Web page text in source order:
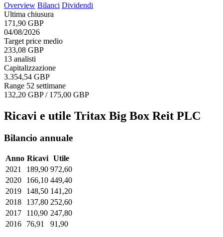
Overview Bilanci Dividendi
Ultima chiusura
171,90 GBP
04/08/2026
Target price medio
233,08 GBP
13 analisti
Capitalizzazione
3.354,54 GBP
Range 52 settimane
132,20 GBP / 175,00 GBP
Ricavi e utile Tritax Big Box Reit PLC
Bilancio annuale
Anno Ricavi
Utile
2021
189,90 972,60
2020
166,10 449,40
2019
148,50 141,20
2018
137,80 252,60
2017
110,90 247,80
2016
76,91 91,90